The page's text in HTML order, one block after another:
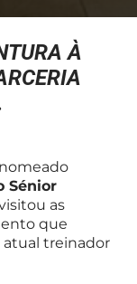
À
Sénior
as
que
atual treinador